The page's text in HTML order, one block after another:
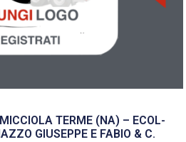
TERME (NA) – ECOL-
GIUSEPPE E FABIO & C.